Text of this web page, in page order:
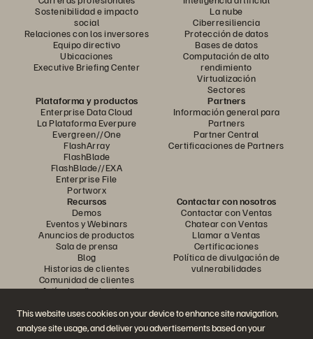
This website uses cookies on your device to enhance site navigation,
analyse site usage, and deliver you advertisements based on your
Sostenibilidad e impacto
social
Relaciones con los inversores
Equipo directivo
Ubicaciones
Executive Briefing Center
La nube
Ciberresiliencia
Protección de datos
Bases de datos
Computación de alto
rendimiento
Virtualización
Sectores
Plataforma y productos
Enterprise Data Cloud
La Plataforma Everpure
Evergreen//One
FlashArray
FlashBlade
FlashBlade//EXA
Enterprise File
Portworx
Partners
Información general para
Partners
Partner Central
Certificaciones de Partners
Recursos
Demos
Eventos y Webinars
Anuncios de productos
Sala de prensa
Blog
Historias de clientes
Comunidad de clientes
Artículos divulgativos
Contactar con nosotros
Contactar con Ventas
Chatear con Ventas
Llamar a Ventas
Certificaciones
Política de divulgación de
vulnerabilidades
Únase a la conversación